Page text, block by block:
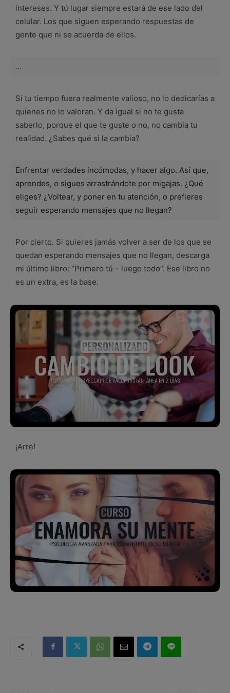
intereses. Y tú lugar siempre estará de ese lado del
celular. Los que siguen esperando respuestas de
gente que ni se acuerda de ellos.
…
Si tu tiempo fuera realmente valioso, no lo dedicarías a
quienes no lo valoran. Y da igual si no te gusta
saberlo, porque el que te guste o no, no cambia tu
realidad. ¿Sabes qué si la cambia?
Enfrentar verdades incómodas, y hacer algo. Así que,
aprendes, o sigues arrastrándote por migajas. ¿Qué
eliges? ¿Voltear, y poner en tu atención, o prefieres
seguir esperando mensajes que no llegan?
Por cierto. Si quieres jamás volver a ser de los que se
quedan esperando mensajes que no llegan, descarga
mi último libro: “Primero tú – luego todo”. Ese libro no
es un extra, es la base.
¡Arre!